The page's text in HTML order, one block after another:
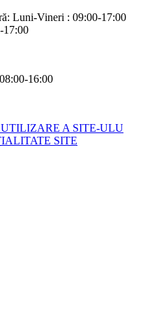
Luni-Vineri : 09:00-17:00
17:00
16:00
A SITE-ULU
SITE